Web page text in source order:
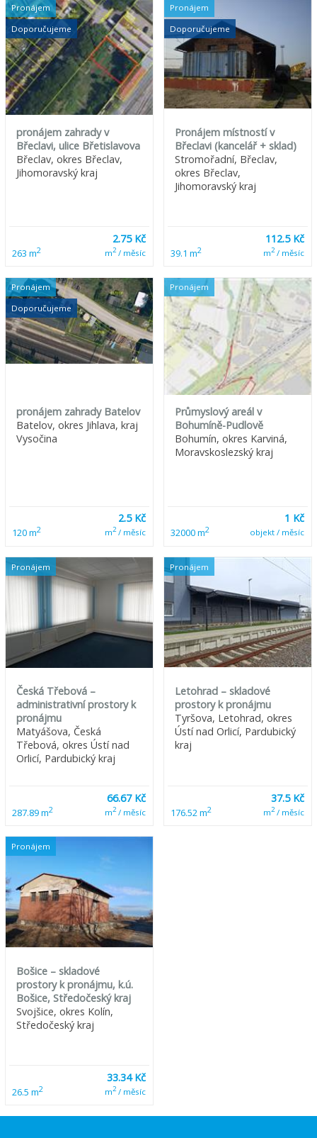
Pronájem
Doporučujeme
pronájem zahrady v
Břeclavi, ulice Břetislavova
Břeclav, okres Břeclav,
Jihomoravský kraj
263 m2
2.75 Kč
m2/ měsíc
Pronájem
Doporučujeme
Pronájem místností v
Břeclavi (kancelář + sklad)
Stromořadní, Břeclav,
okres Břeclav,
Jihomoravský kraj
39.1 m2
112.5 Kč
m2/ měsíc
Pronájem
Doporučujeme
pronájem zahrady Batelov
Batelov, okres Jihlava, kraj
Vysočina
120 m2
2.5 Kč
m2/ měsíc
Pronájem
Průmyslový areál v
Bohumíně-Pudlově
Bohumín, okres Karviná,
Moravskoslezský kraj
32000 m2
1 Kč
objekt / měsíc
Pronájem
Česká Třebová –
administrativní prostory k
pronájmu
Matyášova, Česká
Třebová, okres Ústí nad
Orlicí, Pardubický kraj
287.89 m2
66.67 Kč
m2/ měsíc
Pronájem
Letohrad – skladové
prostory k pronájmu
Tyršova, Letohrad, okres
Ústí nad Orlicí, Pardubický
kraj
176.52 m2
37.5 Kč
m2/ měsíc
Pronájem
Bošice – skladové
prostory k pronájmu, k.ú.
Bošice, Středočeský kraj
Svojšice, okres Kolín,
Středočeský kraj
26.5 m2
33.34 Kč
m2/ měsíc